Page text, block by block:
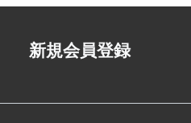
新規会員登録